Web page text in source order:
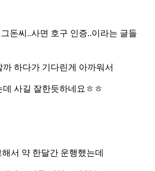
돈씨..사면 호구 인증..이라는 글들
하다가 기다린게 아까워서
데 사길 잘한듯하네요ㅎㅎ
서 약 한달간 운행했는데